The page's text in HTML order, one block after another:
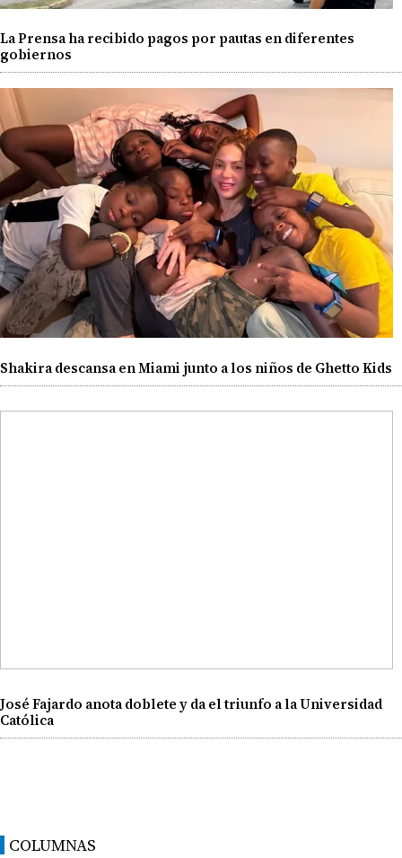
La Prensa ha recibido pagos por pautas en diferentes
gobiernos
Shakira descansa en Miami junto a los niños de Ghetto Kids
José Fajardo anota doblete y da el triunfo a la Universidad
Católica
COLUMNAS